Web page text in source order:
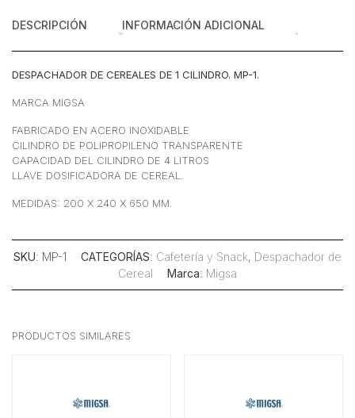
DESCRIPCIÓN INFORMACIÓN ADICIONAL
DESPACHADOR DE CEREALES DE 1 CILINDRO. MP-1.
MARCA MIGSA
FABRICADO EN ACERO INOXIDABLE
CILINDRO DE POLIPROPILENO TRANSPARENTE
CAPACIDAD DEL CILINDRO DE 4 LITROS
LLAVE DOSIFICADORA DE CEREAL.
MEDIDAS: 200 X 240 X 650 MM.
SKU: MP-1 CATEGORÍAS: Cafetería y Snack, Despachador de
Cereal
Marca: Migsa
PRODUCTOS SIMILARES